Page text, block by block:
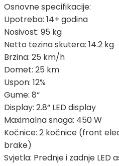
Osnovne specifikacije:
Upotreba: 14+ godina
Nosivost: 95 kg
Netto tezina skutera: 14.2 kg
Brzina: 25 km/h
Domet: 25 km
Uspon: 12%
Gume: 8“
Display: 2.8“ LED display
Maximalna snaga: 450 W
Kočnice: 2 kočnice (front
brake)
Svjetla: Prednje i zadnje LED